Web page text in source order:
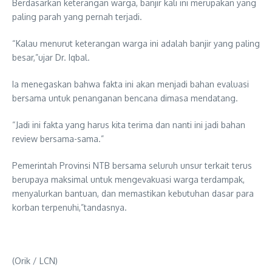
Berdasarkan keterangan warga, banjir kali ini merupakan yang
paling parah yang pernah terjadi.
“Kalau menurut keterangan warga ini adalah banjir yang paling
besar,”ujar Dr. Iqbal.
Ia menegaskan bahwa fakta ini akan menjadi bahan evaluasi
bersama untuk penanganan bencana dimasa mendatang.
“Jadi ini fakta yang harus kita terima dan nanti ini jadi bahan
review bersama-sama.”
Pemerintah Provinsi NTB bersama seluruh unsur terkait terus
berupaya maksimal untuk mengevakuasi warga terdampak,
menyalurkan bantuan, dan memastikan kebutuhan dasar para
korban terpenuhi,”tandasnya.
(Orik / LCN)